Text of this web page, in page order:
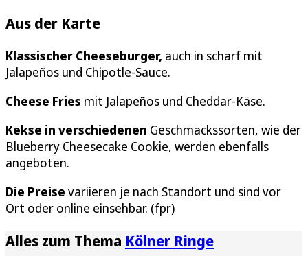
Aus der Karte
Klassischer Cheeseburger, auch in scharf mit
Jalapeños und Chipotle-Sauce.
Cheese Fries mit Jalapeños und Cheddar-Käse.
Kekse in verschiedenen Geschmackssorten, wie der
Blueberry Cheesecake Cookie, werden ebenfalls
angeboten.
Die Preise variieren je nach Standort und sind vor
Ort oder online einsehbar. (fpr)
Alles zum Thema Kölner Ringe